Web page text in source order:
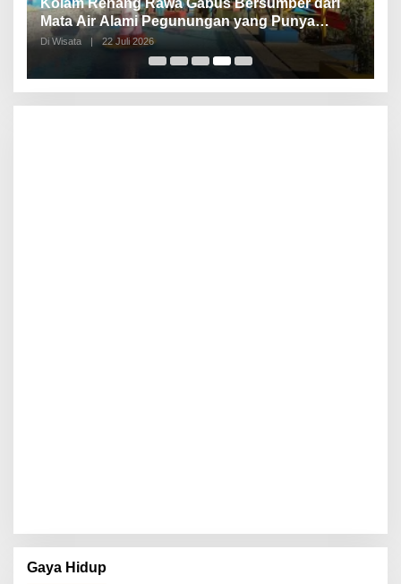
Kolam Renang Rawa Gabus Bersumber dari
Mata Air Alami Pegunungan yang Punya
Pemandangan Langsung di Alam dan
Di Wisata | 22 Juli 2026
Gaya Hidup